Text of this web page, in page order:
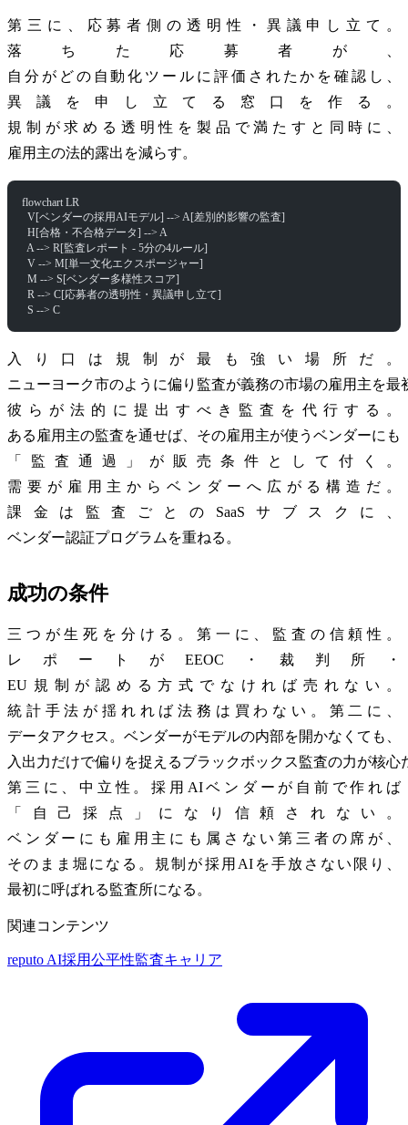
第三に、応募者側の透明性・異議申し立て。
落ちた応募者が、
自分がどの自動化ツールに評価されたかを確認し、
異議を申し立てる窓口を作る。
規制が求める透明性を製品で満たすと同時に、
雇用主の法的露出を減らす。
flowchart LR
  V[ベンダーの採用AIモデル] --> A[差別的影響の監査]
  H[合格・不合格データ] --> A
  A --> R[監査レポート - 5分の4ルール]
  V --> M[単一文化エクスポージャー]
  M --> S[ベンダー多様性スコア]
  R --> C[応募者の透明性・異議申し立て]
  S --> C
入り口は規制が最も強い場所だ。
ニューヨーク市のように偏り監査が義務の市場の雇用主を最
彼らが法的に提出すべき監査を代行する。
ある雇用主の監査を通せば、その雇用主が使うベンダーにも
「監査通過」が販売条件として付く。
需要が雇用主からベンダーへ広がる構造だ。
課金は監査ごとのSaaSサブスクに、
ベンダー認証プログラムを重ねる。
成功の条件
三つが生死を分ける。第一に、監査の信頼性。
レポートがEEOC・裁判所・
EU規制が認める方式でなければ売れない。
統計手法が揺れれば法務は買わない。第二に、
データアクセス。ベンダーがモデルの内部を開かなくても、
入出力だけで偏りを捉えるブラックボックス監査の力が核心
第三に、中立性。採用AIベンダーが自前で作れば
「自己採点」になり信頼されない。
ベンダーにも雇用主にも属さない第三者の席が、
そのまま堀になる。規制が採用AIを手放さない限り、
最初に呼ばれる監査所になる。
関連コンテンツ
reputo AI採用公平性監査キャリア